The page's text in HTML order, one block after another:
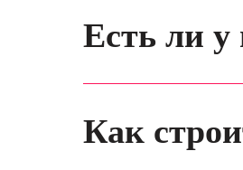
Есть ли
Как